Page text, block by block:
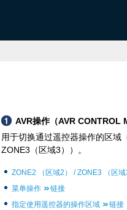
AVR操作（AVR CONTROL
用于切换通过遥控器操作的区域
ZONE3（区域3））。
ZONE2 （区域2） / ZONE3 （区
菜单操作
链接
指定使用遥控器的操作区域
链接